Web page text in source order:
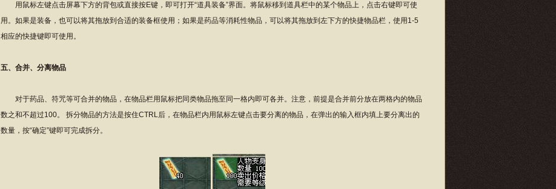
用鼠标左键点击屏幕下方的背包或直接按E键，即可打开“道具装备”界面。将鼠标移到道具栏中的某个物品上，点击右键即可使
用。如果是装备，也可以将其拖放到合适的装备框使用；如果是药品等消耗性物品，可以将其拖放到左下方的快捷物品栏，使用1-5
相应的快捷键即可使用。
五、合并、分离物品
对于药品、符咒等可合并的物品，在物品栏用鼠标把同类物品拖至同一格内即可各并。注意，前提是合并前分放在两格内的物品
数之和不超过100。 拆分物品的方法是按住CTRL后，在物品栏内用鼠标左键点击要分离的物品，在弹出的输入框内填上要分离出的
数量，按“确定”键即可完成拆分。